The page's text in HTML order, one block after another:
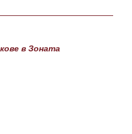
в Зоната